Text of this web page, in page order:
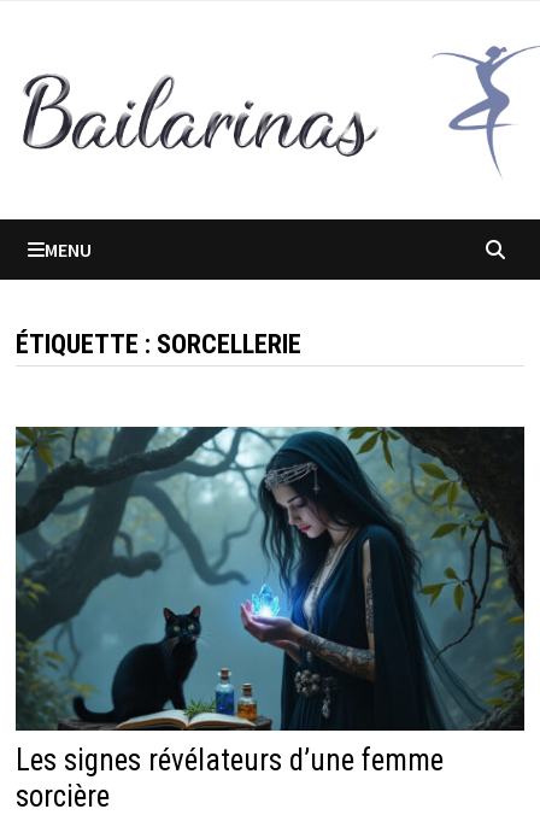
contenu
MENU
ÉTIQUETTE : SORCELLERIE
Les signes révélateurs d’une femme
sorcière